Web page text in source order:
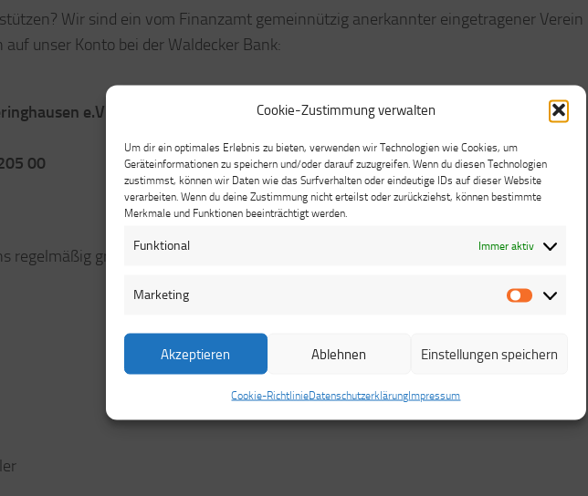
Cookie-Zustimmung verwalten
Um dir ein optimales Erlebnis zu bieten, verwenden wir Technologien wie Cookies, um
Geräteinformationen zu speichern und/oder darauf zuzugreifen. Wenn du diesen Technologien
zustimmst, können wir Daten wie das Surfverhalten oder eindeutige IDs auf dieser Website
verarbeiten. Wenn du deine Zustimmung nicht erteilst oder zurückziehst, können bestimmte
Merkmale und Funktionen beeinträchtigt werden.
Funktional Immer aktiv
Marketing
Marketing
Akzeptieren Ablehnen Einstellungen speichern
Cookie-RichtlinieDatenschutzerklärungImpressum
Wir sind ein vom Finanzamt gemeinnützig anerkannter eingetragener Verein
unser Konto bei der Waldecker Bank:
e.V.
00
regelmäßig großzügig unterstützen: